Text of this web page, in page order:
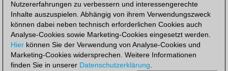
Nutzererfahrungen zu verbessern und interessengerechte
Inhalte auszuspielen. Abhängig von ihrem Verwendungszweck
können dabei neben technisch erforderlichen Cookies auch
Analyse-Cookies sowie Marketing-Cookies eingesetzt werden.
Hier können Sie der Verwendung von Analyse-Cookies und
Marketing-Cookies widersprechen. Weitere Informationen
finden Sie in unserer Datenschutzerklärung.